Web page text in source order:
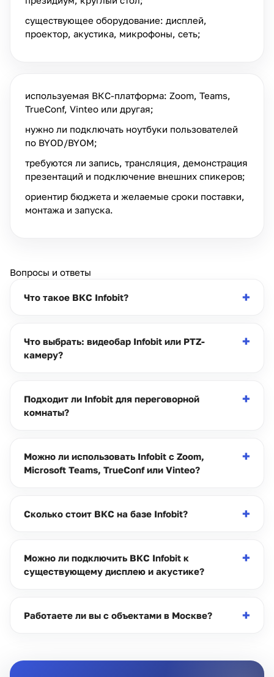
существующее оборудование: дисплей,
проектор, акустика, микрофоны, сеть;
используемая ВКС-платформа: Zoom, Teams,
TrueConf, Vinteo или другая;
нужно ли подключать ноутбуки пользователей
по BYOD/BYOM;
требуются ли запись, трансляция, демонстрация
презентаций и подключение внешних спикеров;
ориентир бюджета и желаемые сроки поставки,
монтажа и запуска.
Вопросы и ответы
Что такое ВКС Infobit?
Что выбрать: видеобар Infobit или PTZ-
камеру?
Подходит ли Infobit для переговорной
комнаты?
Можно ли использовать Infobit с Zoom,
Microsoft Teams, TrueConf или Vinteo?
Сколько стоит ВКС на базе Infobit?
Можно ли подключить ВКС Infobit к
существующему дисплею и акустике?
Работаете ли вы с объектами в Москве?